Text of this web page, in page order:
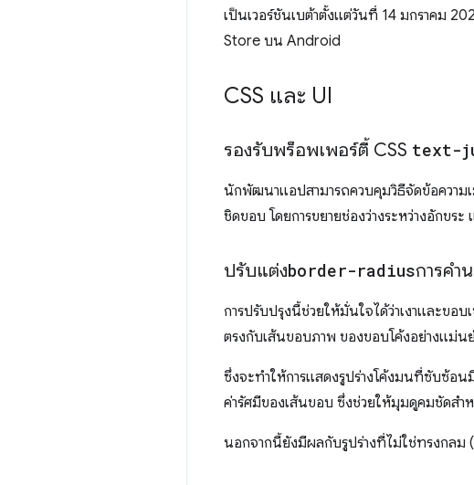
เป็นเวอร์ชันเบต้าตั้งแต่วันที่ 14 มกราคม
Store บน Android
CSS และ UI
รองรับพร็อพเพอร์ตี้ CSS text-
นักพัฒนาแอปสามารถควบคุมวิธีจัดข้อความ
ชิดขอบ โดยการขยายช่องว่างระหว่างอักขร
ปรับแต่งborder-radiusการคำ
การปรับปรุงนี้ช่วยให้มั่นใจได้ว่าเงาและขอ
ตรงกับเส้นขอบภาพ ของขอบโค้งอย่างแม่น
ซึ่งจะทำให้การแสดงรูปร่างโค้งมนที่ซับซ้อ
ค่ารัศมีของเส้นขอบ ซึ่งช่วยให้มุมดูคมชัดสำ
นอกจากนี้ยังมีผลกับรูปร่างที่ไม่ใช่ทรงกลม